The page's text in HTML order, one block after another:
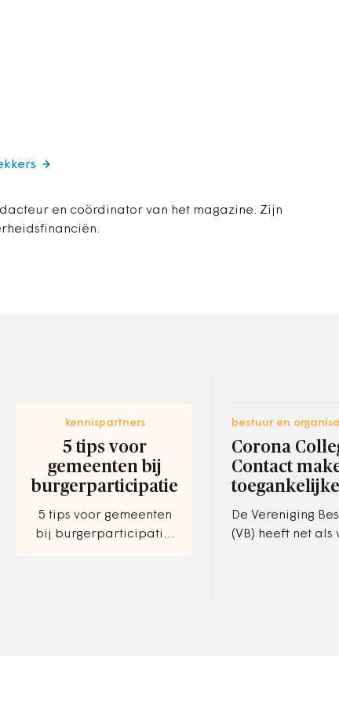
en coördinator van het magazine. Zijn
kennispartners
5 tips voor
gemeenten bij
burgerparticipatie
5 tips voor gemeenten
bij burgerparticipatie.
bestuur en
Corona
Contact
toegankelijke
De Vereniging
(VB) heeft net